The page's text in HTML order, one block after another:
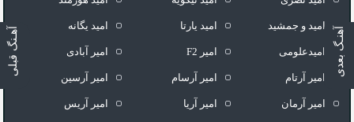
آهـنگ قبلی آهنـگ بعدی امید و جمشید امید یارتا امید یگانه
امیدعلومی امیر F2 امیر آبادی
امیر آرتام امیر آرسام امیر آرسین
امیر آرمان امیر آریا امیر آریس